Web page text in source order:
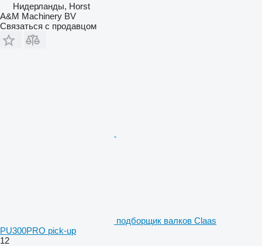
Нидерланды, Horst
A&M Machinery BV
Связаться с продавцом
подборщик валков Claas
PU300PRO pick-up
12